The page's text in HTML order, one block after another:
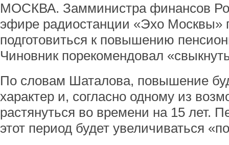
МОСКВА. Замминистра финансов
эфире радиостанции «Эхо Москвы»
подготовиться к повышению
Чиновник порекомендовал
По словам Шаталова, повышение
характер и, согласно одному из
растянуться во времени на 15 лет.
этот период будет увеличиваться